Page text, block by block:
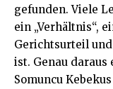
gefunden. Viele
ein „Verhältnis“,
Gerichtsurteil
ist. Genau daraus
Somuncu